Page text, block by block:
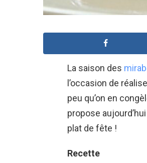
La saison des
l’occasion de
peu qu’on en
propose
plat de fête !
Recette